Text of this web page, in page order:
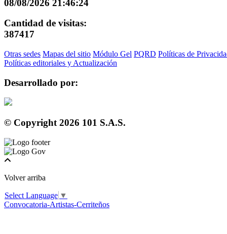
08/08/2026 21:46:24
Cantidad de visitas:
387417
Otras sedes Mapas del sitio Módulo Gel PQRD Políticas de
Políticas editoriales y Actualización
Desarrollado por:
© Copyright 2026 101 S.A.S.
Volver arriba
Select Language ▼
Convocatoria-Artistas-Cerriteños